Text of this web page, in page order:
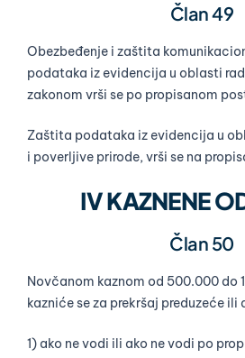
Član 49
Obezbeđenje i zaštita
podataka iz evidencija u oblasti
zakonom vrši se po propisanom
Zaštita podataka iz evidencija u
i poverljive prirode, vrši se na
IV KAZNENE
Član 50
Novčanom kaznom od 500.000 do
kazniće se za prekršaj preduzeće ili
1) ako ne vodi ili ako ne vodi po